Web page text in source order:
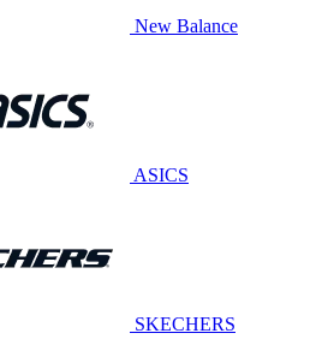
New Balance
ASICS
SKECHERS